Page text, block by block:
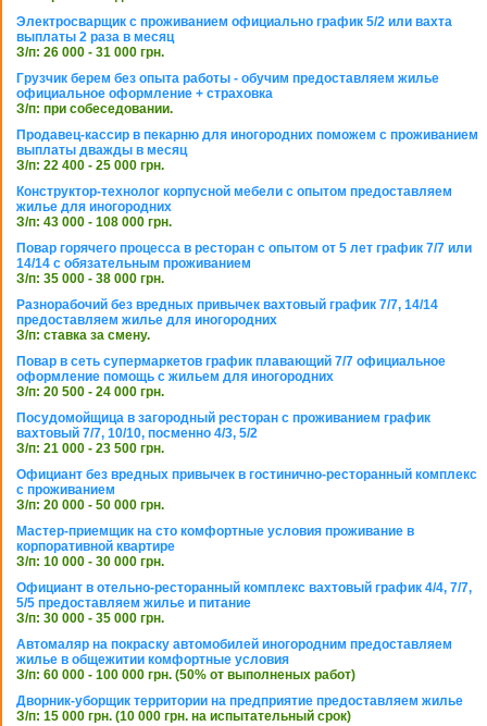
Электросварщик с проживанием официально график 5/2 или вахта
выплаты 2 раза в месяц
З/п: 26 000 - 31 000 грн.
Грузчик берем без опыта работы - обучим предоставляем жилье
официальное оформление + страховка
З/п: при собеседовании.
Продавец-кассир в пекарню для иногородних поможем с проживанием
выплаты дважды в месяц
З/п: 22 400 - 25 000 грн.
Конструктор-технолог корпусной мебели с опытом предоставляем
жилье для иногородних
З/п: 43 000 - 108 000 грн.
Повар горячего процесса в ресторан с опытом от 5 лет график 7/7 или
14/14 с обязательным проживанием
З/п: 35 000 - 38 000 грн.
Разнорабочий без вредных привычек вахтовый график 7/7, 14/14
предоставляем жилье для иногородних
З/п: ставка за смену.
Повар в сеть супермаркетов график плавающий 7/7 официальное
оформление помощь с жильем для иногородних
З/п: 20 500 - 24 000 грн.
Посудомойщица в загородный ресторан с проживанием график
вахтовый 7/7, 10/10, посменно 4/3, 5/2
З/п: 21 000 - 23 500 грн.
Официант без вредных привычек в гостинично-ресторанный комплекс
с проживанием
З/п: 20 000 - 50 000 грн.
Мастер-приемщик на сто комфортные условия проживание в
корпоративной квартире
З/п: 10 000 - 30 000 грн.
Официант в отельно-ресторанный комплекс вахтовый график 4/4, 7/7,
5/5 предоставляем жилье и питание
З/п: 30 000 - 35 000 грн.
Автомаляр на покраску автомобилей иногородним предоставляем
жилье в общежитии комфортные условия
З/п: 60 000 - 100 000 грн. (50% от выполненых работ)
Дворник-уборщик территории на предприятие предоставляем жилье
З/п: 15 000 грн. (10 000 грн. на испытательный срок)